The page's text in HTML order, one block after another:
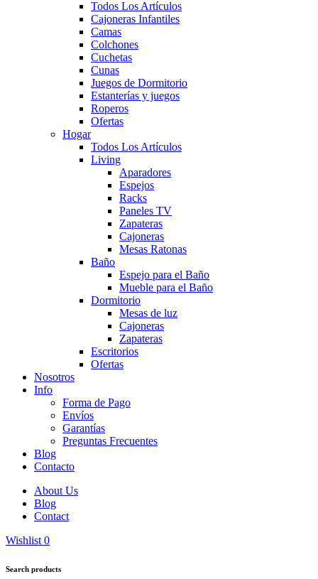
Todos Los Artículos
Cajoneras Infantiles
Camas
Colchones
Cuchetas
Cunas
Juegos de Dormitorio
Estanterías y juegos
Roperos
Ofertas
Hogar
Todos Los Artículos
Living
Aparadores
Espejos
Racks
Paneles TV
Zapateras
Cajoneras
Mesas Ratonas
Baño
Espejo para el Baño
Mueble para el Baño
Dormitorio
Mesas de luz
Cajoneras
Zapateras
Escritorios
Ofertas
Nosotros
Info
Forma de Pago
Envíos
Garantías
Preguntas Frecuentes
Blog
Contacto
About Us
Blog
Contact
Wishlist 0
Search products